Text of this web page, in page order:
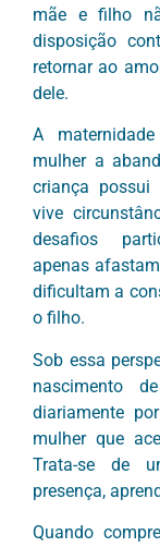
mãe e filho
disposição
retornar ao
dele.
A
mulher a
criança possui
vive
desafios
apenas
dificultam a
o filho.
Sob essa
nascimento
diariamente
mulher que
Trata-se de
presença,
Quando